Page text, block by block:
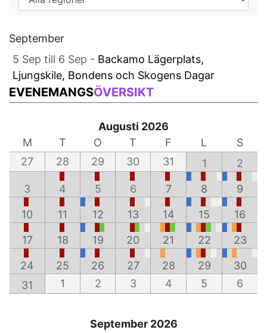
September
5 Sep till 6 Sep - Backamo Lägerplats,
Ljungskile, Bondens och Skogens Dagar
EVENEMANGSÖVERSIKT
Augusti 2026
M
T O T F L
S
27
28 29 30 31 1 2
3 4 5 6 7 8 9
10 11 12 13 14 15 16
17 18 19 20 21 22 23
24 25 26 27 28 29
30
31
1 2 3 4 5 6
September 2026